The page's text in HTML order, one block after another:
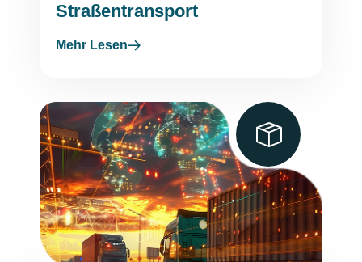
Straßentransport
Mehr Lesen